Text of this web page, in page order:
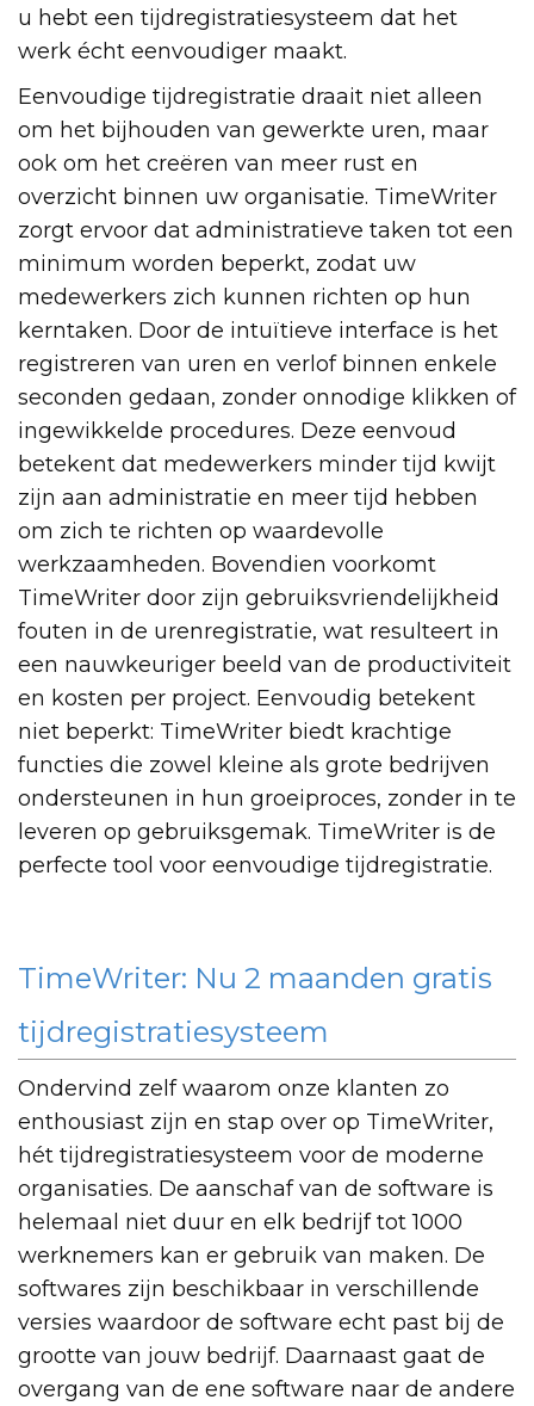
u hebt een tijdregistratiesysteem dat het
werk écht eenvoudiger maakt.
Eenvoudige tijdregistratie draait niet alleen
om het bijhouden van gewerkte uren, maar
ook om het creëren van meer rust en
overzicht binnen uw organisatie. TimeWriter
zorgt ervoor dat administratieve taken tot een
minimum worden beperkt, zodat uw
medewerkers zich kunnen richten op hun
kerntaken. Door de intuïtieve interface is het
registreren van uren en verlof binnen enkele
seconden gedaan, zonder onnodige klikken of
ingewikkelde procedures. Deze eenvoud
betekent dat medewerkers minder tijd kwijt
zijn aan administratie en meer tijd hebben
om zich te richten op waardevolle
werkzaamheden. Bovendien voorkomt
TimeWriter door zijn gebruiksvriendelijkheid
fouten in de urenregistratie, wat resulteert in
een nauwkeuriger beeld van de productiviteit
en kosten per project. Eenvoudig betekent
niet beperkt: TimeWriter biedt krachtige
functies die zowel kleine als grote bedrijven
ondersteunen in hun groeiproces, zonder in te
leveren op gebruiksgemak. TimeWriter is de
perfecte tool voor eenvoudige tijdregistratie.
TimeWriter: Nu 2 maanden gratis
tijdregistratiesysteem
Ondervind zelf waarom onze klanten zo
enthousiast zijn en stap over op TimeWriter,
hét tijdregistratiesysteem voor de moderne
organisaties. De aanschaf van de software is
helemaal niet duur en elk bedrijf tot 1000
werknemers kan er gebruik van maken. De
softwares zijn beschikbaar in verschillende
versies waardoor de software echt past bij de
grootte van jouw bedrijf. Daarnaast gaat de
overgang van de ene software naar de andere